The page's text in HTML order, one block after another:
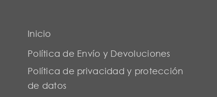
Inicio
Política de Envío y Devoluciones
Política de privacidad y protección
de datos